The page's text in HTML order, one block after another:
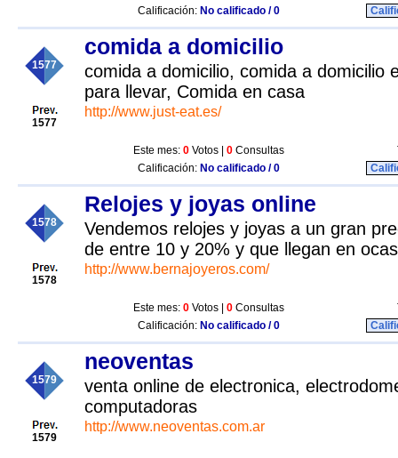
Calificación: No calificado / 0
1577
1577
comida a domicilio
comida a domicilio, comida a domicilio
para llevar, Comida en casa
http://www.just-eat.es/
Este mes: 0 Votos | 0 Consultas
Calificación: No calificado / 0
1578
1578
Relojes y joyas online
Vendemos relojes y joyas a un gran
de entre 10 y 20% y que llegan en
http://www.bernajoyeros.com/
Este mes: 0 Votos | 0 Consultas
Calificación: No calificado / 0
1579
1579
neoventas
venta online de electronica,
computadoras
http://www.neoventas.com.ar